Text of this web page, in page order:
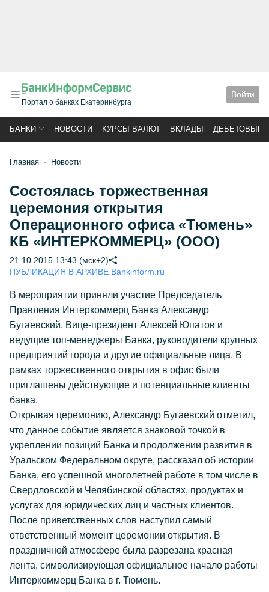
Портал о банках Екатеринбурга
Войти
БАНКИ НОВОСТИ КУРСЫ ВАЛЮТ ВКЛАДЫ ДЕБЕТОВЫЕ
Главная Новости
Состоялась торжественная
церемония открытия
Операционного офиса «Тюмень»
КБ «ИНТЕРКОММЕРЦ» (ООО)
21.10.2015 13:43 (мск+2)
ПУБЛИКАЦИЯ В АРХИВЕ Bankinform.ru
В мероприятии приняли участие Председатель
Правления Интеркоммерц Банка Александр
Бугаевский, Вице-президент Алексей Юпатов и
ведущие топ-менеджеры Банка, руководители крупных
предприятий города и другие официальные лица. В
рамках торжественного открытия в офис были
приглашены действующие и потенциальные клиенты
банка.
Открывая церемонию, Александр Бугаевский отметил,
что данное событие является знаковой точкой в
укреплении позиций Банка и продолжении развития в
Уральском Федеральном округе, рассказал об истории
Банка, его успешной многолетней работе в том числе в
Свердловской и Челябинской областях, продуктах и
услугах для юридических лиц и частных клиентов.
После приветственных слов наступил самый
ответственный момент церемонии открытия. В
праздничной атмосфере была разрезана красная
лента, символизирующая официальное начало работы
Интеркоммерц Банка в г. Тюмень.